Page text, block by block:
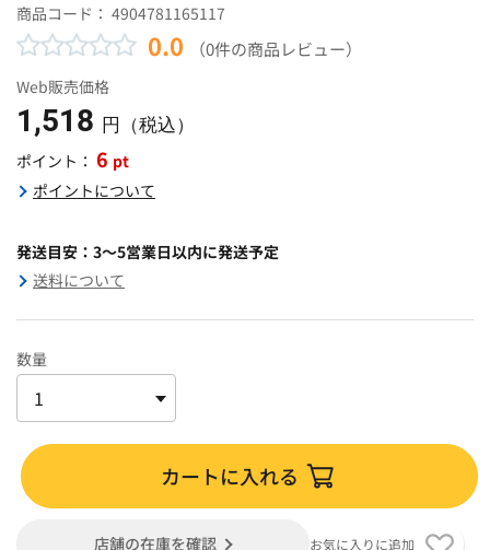
商品コード： 4904781165117
0.0 （0件の商品レビュー）
Web販売価格
1,518 円（税込）
ポイント： 6 pt
ポイントについて
発送目安：3～5営業日以内に発送予定
送料について
数量
カートに入れる
店舗の在庫を確認 お気に入りに追加